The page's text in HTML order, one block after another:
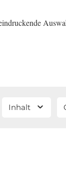
Inhalt